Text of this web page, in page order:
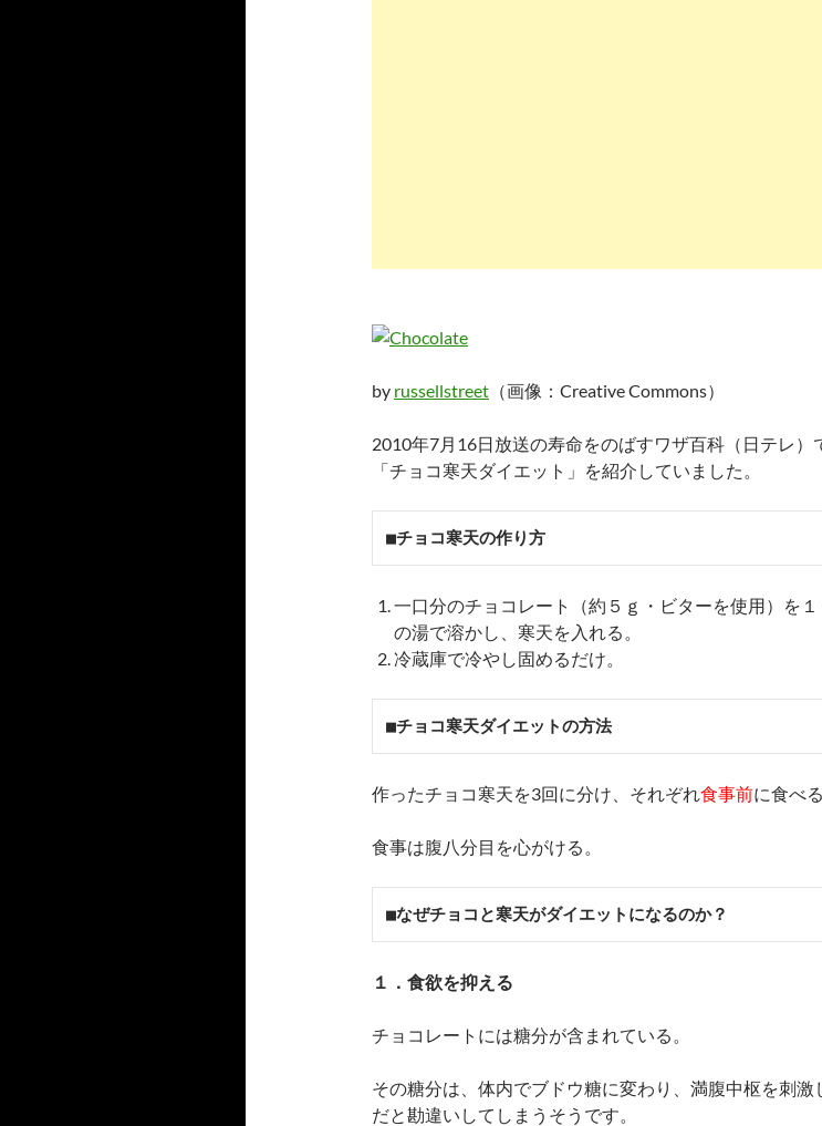
by russellstreet （画像：Creative Commons）
2010年7月16日放送の寿命をのばすワザ百科（日テレ）
「チョコ寒天ダイエット」を紹介していました。
■チョコ寒天の作り方
一口分のチョコレート（約５ｇ・ビターを使用）を１
の湯で溶かし、寒天を入れる。
冷蔵庫で冷やし固めるだけ。
■チョコ寒天ダイエットの方法
作ったチョコ寒天を3回に分け、それぞれ食事前に食べる
食事は腹八分目を心がける。
■なぜチョコと寒天がダイエットになるのか？
１．食欲を抑える
チョコレートには糖分が含まれている。
その糖分は、体内でブドウ糖に変わり、満腹中枢を刺激
だと勘違いしてしまうそうです。